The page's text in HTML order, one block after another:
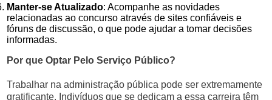
Manter-se Atualizado: Acompanhe as novidades
relacionadas ao concurso através de sites confiáveis e
fóruns de discussão, o que pode ajudar a tomar decisões
informadas.
Por que Optar Pelo Serviço Público?
Trabalhar na administração pública pode ser extremamente
gratificante. Indivíduos que se dedicam a essa carreira têm